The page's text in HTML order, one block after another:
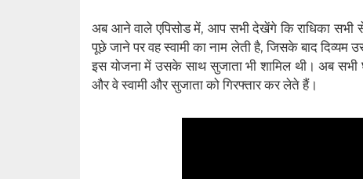
अब आने वाले एपिसोड में, आप सभी देखेंगे कि राधिका
पूछे जाने पर वह स्वामी का नाम लेती है, जिसके बाद दिव्यम
इस योजना में उसके साथ सुजाता भी शामिल थी। अब
और वे स्वामी और सुजाता को गिरफ्तार कर लेते हैं।